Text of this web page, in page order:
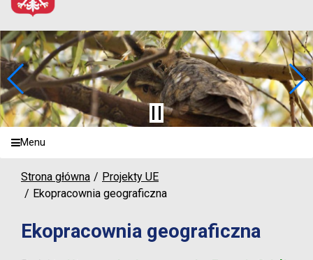
Menu
Strona główna
Projekty UE
Ekopracownia geograficzna
Ekopracownia geograficzna